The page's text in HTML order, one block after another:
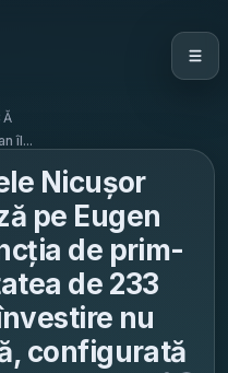
îl...
Nicușor
pe Eugen
de prim-
de 233
nu
configurată